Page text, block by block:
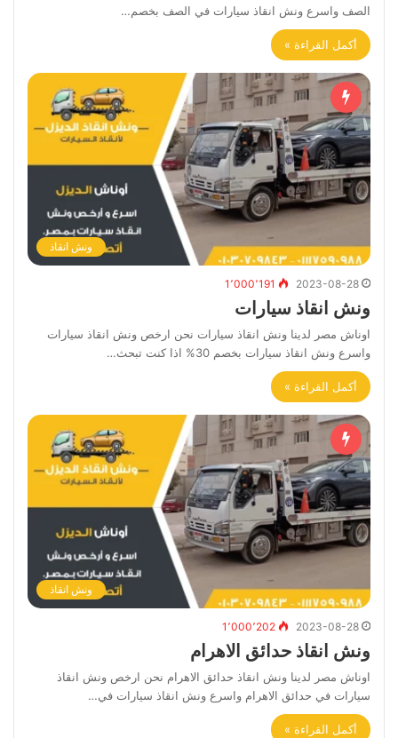
الصف واسرع ونش انقاذ سيارات في الصف بخصم…
أكمل القراءة »
ونش انقاذ
2023-08-28 1٬000٬191
ونش انقاذ سيارات
اوناش مصر لدينا ونش انقاذ سيارات نحن ارخص ونش انقاذ سيارات
واسرع ونش انقاذ سيارات بخصم 30% اذا كنت تبحث…
أكمل القراءة »
ونش انقاذ
2023-08-28 1٬000٬202
ونش انقاذ حدائق الاهرام
اوناش مصر لدينا ونش انقاذ حدائق الاهرام نحن ارخص ونش انقاذ
سيارات في حدائق الاهرام واسرع ونش انقاذ سيارات في…
أكمل القراءة »